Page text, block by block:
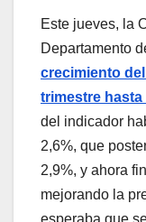
Este jueves, la
Departamento
crecimiento
trimestre hasta
del indicador
2,6%, que
2,9%, y ahora
mejorando la
esperaba que